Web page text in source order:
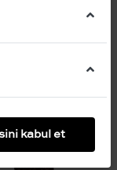
kabul et